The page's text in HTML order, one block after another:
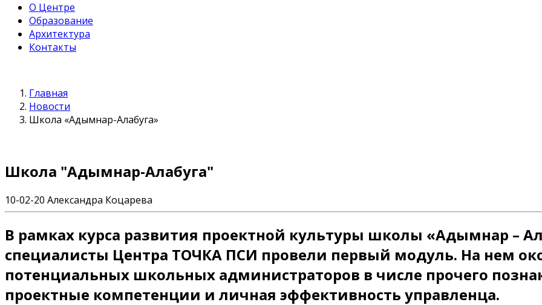
О Центре
Образование
Архитектура
Контакты
Главная
Новости
Школа «Адымнар-Алабуга»
Школа "Адымнар-Алабуга"
10-02-20 Александра Коцарева
В рамках курса развития проектной культуры школы «Адымнар –
специалисты Центра ТОЧКА ПСИ провели первый модуль. На нем
потенциальных школьных администраторов в числе прочего
проектные компетенции и личная эффективность управленца.